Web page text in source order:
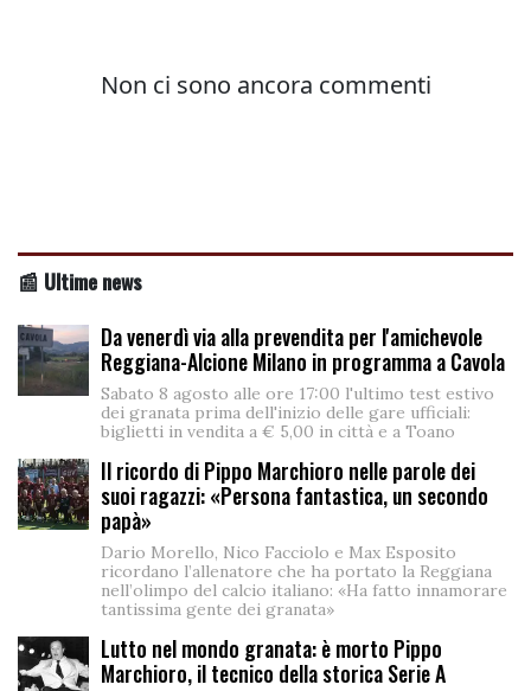
📰 Ultime news
Da venerdì via alla prevendita per l'amichevole
Reggiana-Alcione Milano in programma a Cavola
Sabato 8 agosto alle ore 17:00 l'ultimo test estivo
dei granata prima dell'inizio delle gare ufficiali:
biglietti in vendita a € 5,00 in città e a Toano
Il ricordo di Pippo Marchioro nelle parole dei
suoi ragazzi: «Persona fantastica, un secondo
papà»
Dario Morello, Nico Facciolo e Max Esposito
ricordano l’allenatore che ha portato la Reggiana
nell’olimpo del calcio italiano: «Ha fatto innamorare
tantissima gente dei granata»
Lutto nel mondo granata: è morto Pippo
Marchioro, il tecnico della storica Serie A